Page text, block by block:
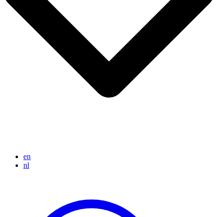
en
nl